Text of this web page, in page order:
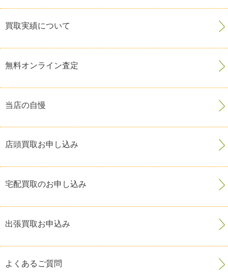
買取実績について
無料オンライン査定
当店の自慢
店頭買取お申し込み
宅配買取のお申し込み
出張買取お申込み
よくあるご質問